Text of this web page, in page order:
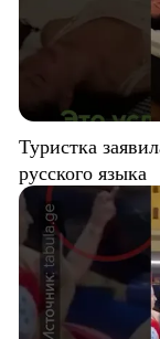
Туристка
русского языка